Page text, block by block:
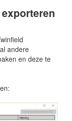
andere
en deze te